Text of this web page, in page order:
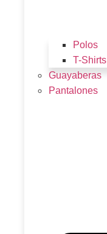
Polos
T-Shirts
Guayaberas
Pantalones